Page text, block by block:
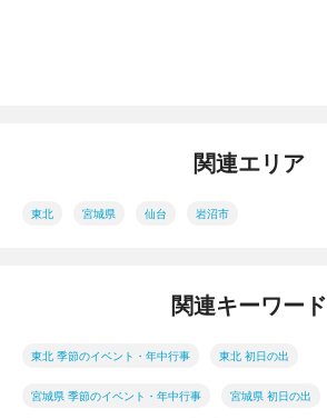
関連エリア
東北 宮城県 仙台 岩沼市
関連キーワード
東北 季節のイベント・年中行事 東北 初日の出
宮城県 季節のイベント・年中行事 宮城県 初日の出